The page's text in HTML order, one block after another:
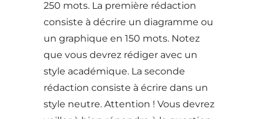
250 mots. La première rédaction
consiste à décrire un diagramme ou
un graphique en 150 mots. Notez
que vous devrez rédiger avec un
style académique. La seconde
rédaction consiste à écrire dans un
style neutre. Attention ! Vous devrez